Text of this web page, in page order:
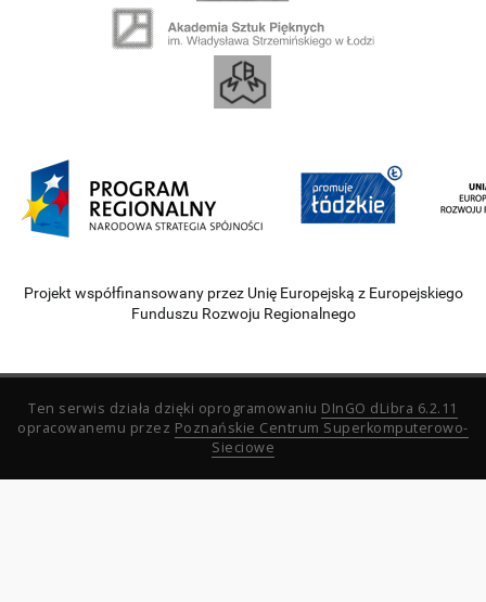
Projekt współfinansowany przez Unię Europejską z Europejskiego
Funduszu Rozwoju Regionalnego
Ten serwis działa dzięki oprogramowaniu DInGO dLibra 6.2.11
opracowanemu przez Poznańskie Centrum Superkomputerowo-
Sieciowe